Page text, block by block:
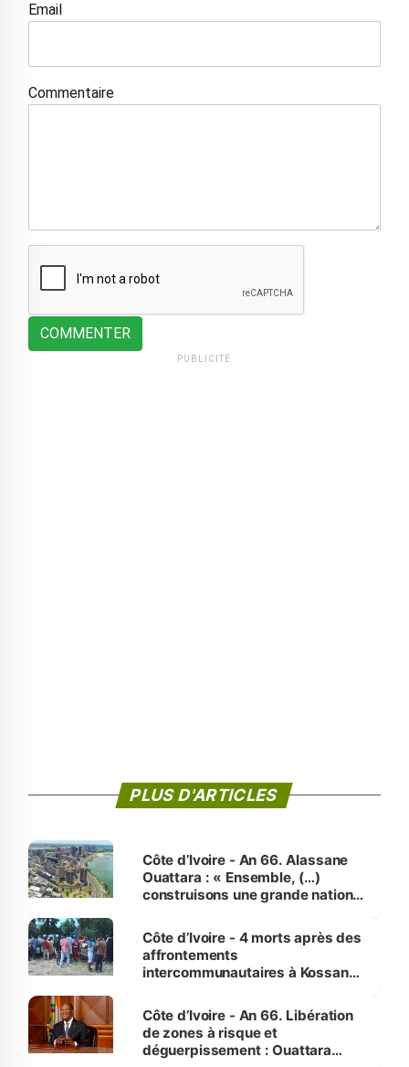
Email
Commentaire
COMMENTER
PUBLICITÉ
PLUS D'ARTICLES
Côte d’Ivoire - An 66. Alassane
Ouattara : « Ensemble, (…)
construisons une grande nation
générations futures »
Côte d’Ivoire - 4 morts après des
affrontements
intercommunautaires à Kossandji
milieu des sinistrés
Côte d’Ivoire - An 66. Libération
de zones à risque et
déguerpissement : Ouattara